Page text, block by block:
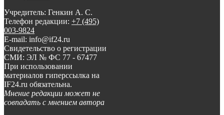
Учредитель: Генкин А. С.
Телефон редакции: +7 (495)
003-9824
E-mail: info@if24.ru
Свидетельство о регистрации
СМИ: ЭЛ № ФС 77 - 67477
При использовании
материалов гиперссылка на
IF24.ru обязательна.
Мнение редакции может не
совпадать с мнением автора